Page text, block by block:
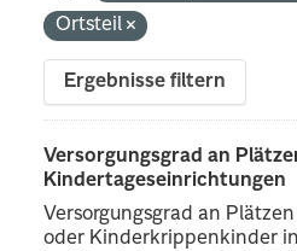
Ortsteil
Ergebnisse filtern
Versorgungsgrad an
Kindertageseinrichtungen
Versorgungsgrad an
oder Kinderkrippenkinder